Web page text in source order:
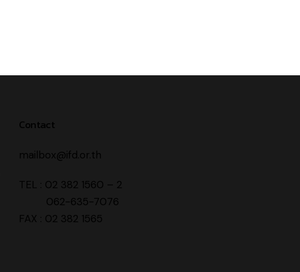
Contact
mailbox@ifd.or.th
TEL : 02 382 1560 – 2
062-635-7076
FAX : 02 382 1565